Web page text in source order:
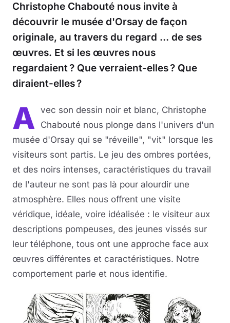
Christophe Chabouté nous invite à
découvrir le musée d'Orsay de façon
originale, au travers du regard … de ses
œuvres. Et si les œuvres nous
regardaient ? Que verraient-elles ? Que
diraient-elles ?
A vec son dessin noir et blanc, Christophe
Chabouté nous plonge dans l'univers d'un
musée d'Orsay qui se "réveille", "vit" lorsque les
visiteurs sont partis. Le jeu des ombres portées,
et des noirs intenses, caractéristiques du travail
de l'auteur ne sont pas là pour alourdir une
atmosphère. Elles nous offrent une visite
véridique, idéale, voire idéalisée : le visiteur aux
descriptions pompeuses, des jeunes vissés sur
leur téléphone, tous ont une approche face aux
œuvres différentes et caractéristiques. Notre
comportement parle et nous identifie.